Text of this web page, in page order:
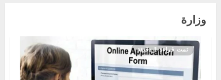
وزارة
تمت قراءة 1 دقيقة